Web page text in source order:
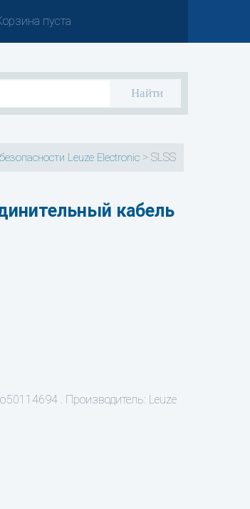
пуста
Leuze Electronic > SLSS
кабель
. Производитель: Leuze